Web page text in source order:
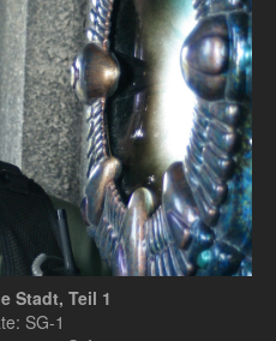
Stadt, Teil 1
SG-1